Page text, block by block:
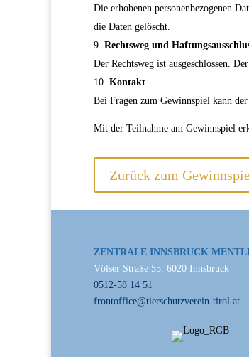
Die erhobenen personenbezogenen
die Daten gelöscht.
Rechtsweg und
Der Rechtsweg ist ausgeschlossen.
Kontakt
Bei Fragen zum Gewinnspiel kann
Mit der Teilnahme am Gewinnspiel
Zurück zum
ZENTRALE INNSBRUCK
Völser Straße 55, 6020 Innsbruck
0512-58 14 51
frontoffice@tierschutzverein-tirol.at